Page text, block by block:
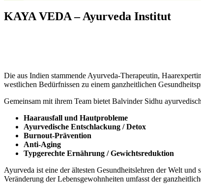
KAYA VEDA – Ayurveda Institut
Die aus Indien stammende Ayurveda-Therapeutin,
westlichen Bedürfnissen zu einem ganzheitlichen
Gemeinsam mit ihrem Team bietet Balvinder Sidhu
Haarausfall und Hautprobleme
Ayurvedische Entschlackung / Detox
Burnout-Prävention
Anti-Aging
Typgerechte Ernährung / Gewichtsreduktion
Ayurveda ist eine der ältesten Gesundheitslehren der Welt
Veränderung der Lebensgewohnheiten umfasst der